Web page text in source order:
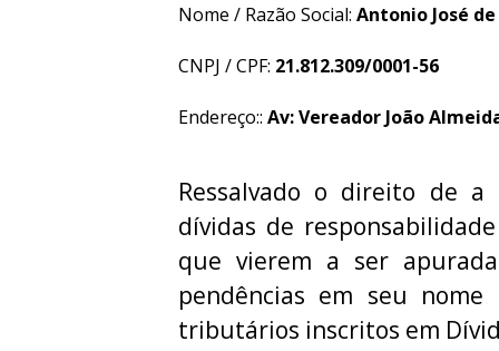
Nome / Razão Social: Antonio José
CNPJ / CPF: 21.812.309/0001-56
Endereço:: Av: Vereador João
Ressalvado o direito de a
dívidas de
que vierem a ser
pendências em seu
tributários inscritos em